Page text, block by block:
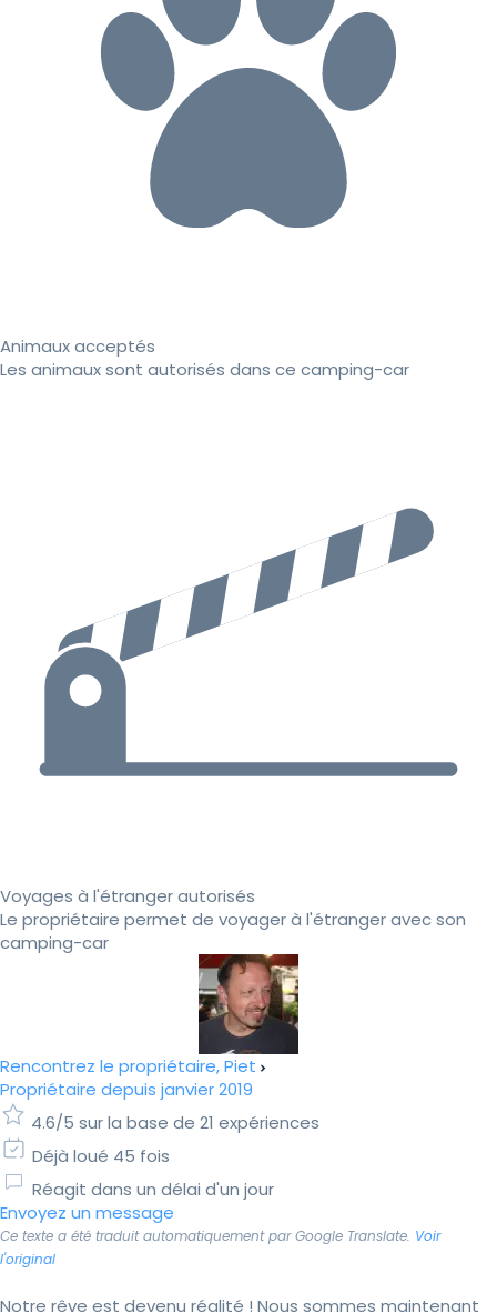
Animaux acceptés
Les animaux sont autorisés dans ce camping-car
Voyages à l'étranger autorisés
Le propriétaire permet de voyager à l'étranger avec son
camping-car
Rencontrez le propriétaire, Piet
Propriétaire depuis janvier 2019
4.6/5 sur la base de 21 expériences
Déjà loué 45 fois
Réagit dans un délai d'un jour
Envoyez un message
Ce texte a été traduit automatiquement par Google Translate. Voir
l'original
Notre rêve est devenu réalité ! Nous sommes maintenant